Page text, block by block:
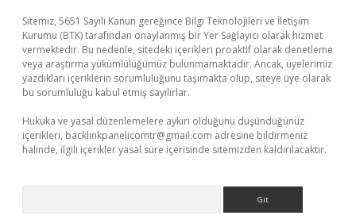
Sitemiz, 5651 Sayılı Kanun gereğince Bilgi Teknolojileri ve İletişim
Kurumu (BTK) tarafından onaylanmış bir Yer Sağlayıcı olarak hizmet
vermektedir. Bu nedenle, sitedeki içerikleri proaktif olarak denetleme
veya araştırma yükümlülüğümüz bulunmamaktadır. Ancak, üyelerimiz
yazdıkları içeriklerin sorumluluğunu taşımakta olup, siteye üye olarak
bu sorumluluğu kabul etmiş sayılırlar.
Hukuka ve yasal düzenlemelere aykırı olduğunu düşündüğünüz
içerikleri, backlinkpanelicomtr@gmail.com adresine bildirmeniz
halinde, ilgili içerikler yasal süre içerisinde sitemizden kaldırılacaktır.